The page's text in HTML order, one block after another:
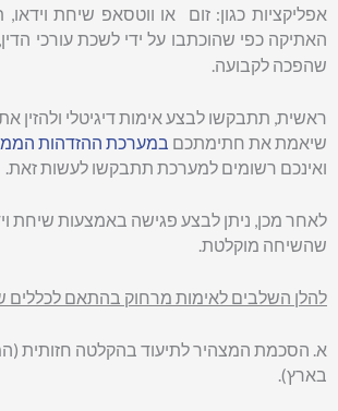
אפליקציות כגון: זום או ווטסאפ שיחת
האתיקה כפי שהוכתבו על ידי לשכת עורכי
שהפכה לקבועה.
ראשית, תתבקשו לבצע אימות דיגיטלי ולהזין
שיאמת את חתימתכם במערכת ההזדהות
ואינכם רשומים למערכת תתבקשו לעשות זאת.
לאחר מכן, ניתן לבצע פגישה באמצעות שיחת
שהשיחה מוקלטת.
להלן השלבים לאימות מרחוק בהתאם לכללים
א. הסכמת המצהיר לתיעוד בהקלטה חזותית
בארץ).